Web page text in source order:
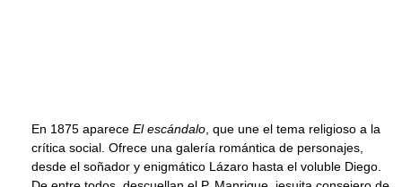
En 1875 aparece El escándalo , que une el tema religioso a la
crítica social. Ofrece una galería romántica de personajes,
desde el soñador y enigmático Lázaro hasta el voluble Diego.